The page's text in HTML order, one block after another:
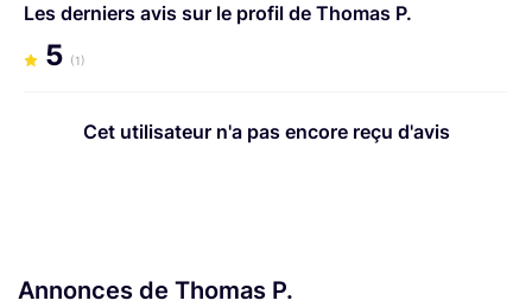
Les derniers avis sur le profil de Thomas P.
5 (1)
Cet utilisateur n'a pas encore reçu d'avis
Annonces de Thomas P.